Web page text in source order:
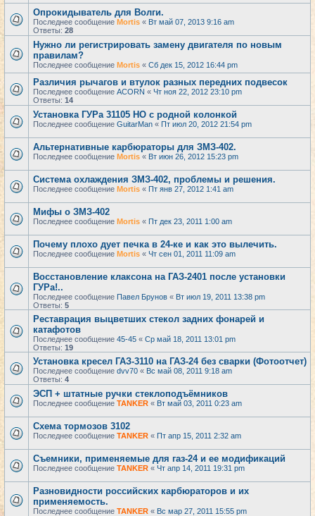
Опрокидыватель для Волги.
Последнее сообщение Mortis « Вт май 07, 2013 9:16 am
Ответы: 28
Нужно ли регистрировать замену двигателя по новым
правилам?
Последнее сообщение Mortis « Сб дек 15, 2012 16:44 pm
Различия рычагов и втулок разных передних подвесок
Последнее сообщение ACORN « Чт ноя 22, 2012 23:10 pm
Ответы: 14
Установка ГУРа 31105 НО с родной колонкой
Последнее сообщение GuitarMan « Пт июл 20, 2012 21:54 pm
Альтернативные карбюраторы для ЗМЗ-402.
Последнее сообщение Mortis « Вт июн 26, 2012 15:23 pm
Система охлаждения ЗМЗ-402, проблемы и решения.
Последнее сообщение Mortis « Пт янв 27, 2012 1:41 am
Мифы о ЗМЗ-402
Последнее сообщение Mortis « Пт дек 23, 2011 1:00 am
Почему плохо дует печка в 24-ке и как это вылечить.
Последнее сообщение Mortis « Чт сен 01, 2011 11:09 am
Восстановление клаксона на ГАЗ-2401 после установки
ГУРа!..
Последнее сообщение Павел Брунов « Вт июл 19, 2011 13:38 pm
Ответы: 5
Реставрация выцветших стекол задних фонарей и
катафотов
Последнее сообщение 45-45 « Ср май 18, 2011 13:01 pm
Ответы: 19
Установка кресел ГАЗ-3110 на ГАЗ-24 без сварки (Фотоотчет)
Последнее сообщение dvv70 « Вс май 08, 2011 9:18 am
Ответы: 4
ЭСП + штатные ручки стеклоподъёмников
Последнее сообщение TANKER « Вт май 03, 2011 0:23 am
Схема тормозов 3102
Последнее сообщение TANKER « Пт апр 15, 2011 2:32 am
Съемники, применяемые для газ-24 и ее модификаций
Последнее сообщение TANKER « Чт апр 14, 2011 19:31 pm
Разновидности российских карбюраторов и их
применяемость.
Последнее сообщение TANKER « Вс мар 27, 2011 15:55 pm